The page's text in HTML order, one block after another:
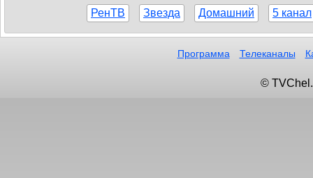
РенТВ Звезда Домашний 5 канал
Программа Телеканалы
©